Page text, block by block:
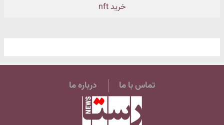
خرید nft
تماس با ما درباره ما